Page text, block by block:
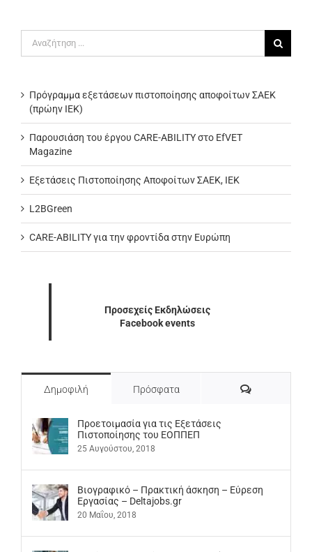
για:
Πρόγραμμα εξετάσεων πιστοποίησης αποφοίτων ΣΑΕΚ
(πρώην ΙΕΚ)
Παρουσιάση του έργου CARE-ABILITY στο EfVET
Magazine
Εξετάσεις Πιστοποίησης Αποφοίτων ΣΑΕΚ, ΙΕΚ
L2BGreen
CARE-ABILITY για την φροντίδα στην Ευρώπη
Προσεχείς Εκδηλώσεις
Facebook events
Δημοφιλή Πρόσφατα Σχόλια
Προετοιμασία για τις Εξετάσεις
Πιστοποίησης του ΕΟΠΠΕΠ
25 Αυγούστου, 2018
Βιογραφικό – Πρακτική άσκηση – Εύρεση
Εργασίας – Deltajobs.gr
20 Μαΐου, 2018